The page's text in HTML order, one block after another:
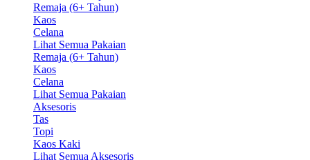
Remaja (6+ Tahun)
Kaos
Celana
Lihat Semua Pakaian
Remaja (6+ Tahun)
Kaos
Celana
Lihat Semua Pakaian
Aksesoris
Tas
Topi
Kaos Kaki
Lihat Semua Aksesoris